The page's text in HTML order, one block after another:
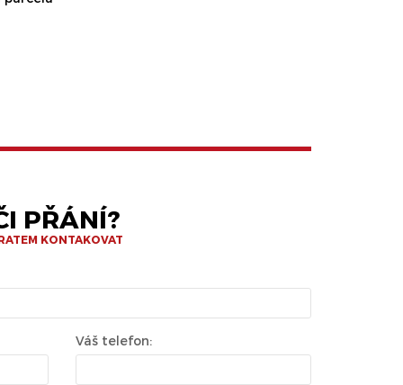
PŘÁNÍ?
KONTAKOVAT
Váš telefon: